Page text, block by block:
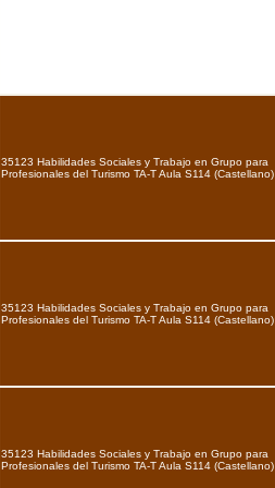
35123 Habilidades Sociales y Trabajo en Grupo para
Profesionales del Turismo TA-T Aula S114 (Castellano)
35123 Habilidades Sociales y Trabajo en Grupo para
Profesionales del Turismo TA-T Aula S114 (Castellano)
35123 Habilidades Sociales y Trabajo en Grupo para
Profesionales del Turismo TA-T Aula S114 (Castellano)